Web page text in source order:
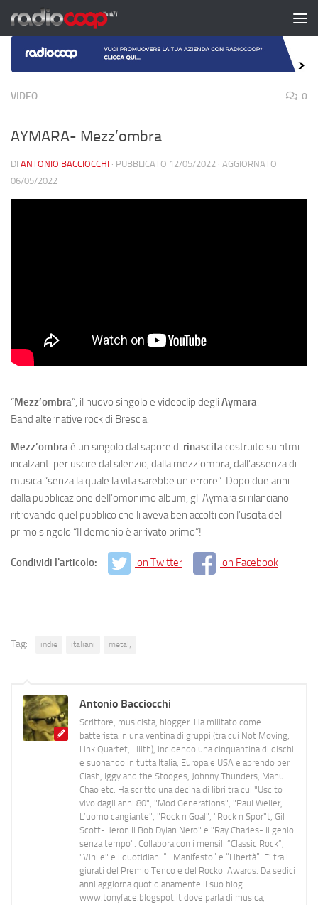
Salta al contenuto
VIDEO 0
AYMARA- Mezz’ombra
DI ANTONIO BACCIOCCHI · PUBBLICATO 12/05/2022 · AGGIORNATO
06/05/2022
“Mezz’ombra”, il nuovo singolo e videoclip degli Aymara.
Band alternative rock di Brescia.
Mezz’ombraè un singolo dal sapore di rinascitacostruito su ritmi
incalzanti per uscire dal silenzio, dalla mezz’ombra, dall’assenza di
musica “senza la quale la vita sarebbe un errore”. Dopo due anni
dalla pubblicazione dell’omonimo album, gli Aymara si rilanciano
ritrovando quel pubblico che li aveva ben accolti con l’uscita del
primo singolo “Il demonio è arrivato primo”!
Condividi l'articolo: on Twitter on Facebook
Tag: indie italiani metal;
Antonio Bacciocchi
Scrittore, musicista, blogger. Ha militato come
batterista in una ventina di gruppi (tra cui Not Moving,
Link Quartet, Lilith), incidendo una cinquantina di dischi
e suonando in tutta Italia, Europa e USA e aprendo per
Clash, Iggy and the Stooges, Johnny Thunders, Manu
Chao etc. Ha scritto una decina di libri tra cui "Uscito
vivo dagli anni 80", "Mod Generations", "Paul Weller,
L’uomo cangiante", "Rock n Goal", "Rock n Spor"t, Gil
Scott-Heron Il Bob Dylan Nero" e "Ray Charles- Il genio
senza tempo". Collabora con i mensili “Classic Rock”,
"Vinile" e i quotidiani “Il Manifesto” e “Libertà”. E' tra i
giurati del Premio Tenco e del Rockol Awards. Da sedici
anni aggiorna quotidianamente il suo blog
www.tonyface.blogspot.it dove parla di musica,